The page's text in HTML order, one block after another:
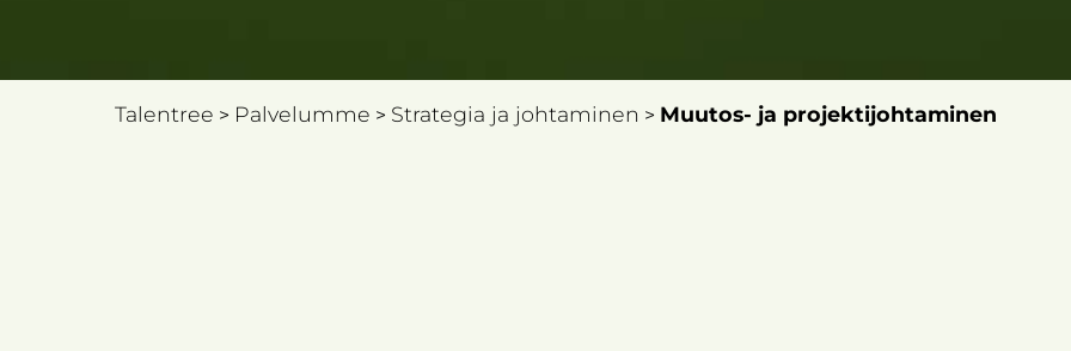
Talentree > Palvelumme > Strategia ja johtaminen > Muutos- ja projektijohtaminen